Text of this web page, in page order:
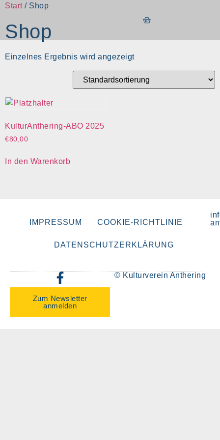
Start/ Shop
Shop
Einzelnes Ergebnis wird angezeigt
KulturAnthering-ABO 2025
€80,00
In den Warenkorb
IMPRESSUM COOKIE-RICHTLINIE
DATENSCHUTZERKLÄRUNG
© Kulturverein Anthering
Zum Newsletter
anmelden